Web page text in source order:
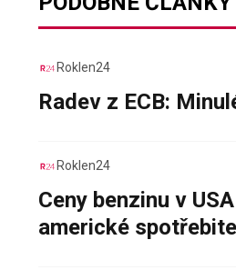
Roklen24
Radev z ECB:
Roklen24
Ceny benzinu v
americké